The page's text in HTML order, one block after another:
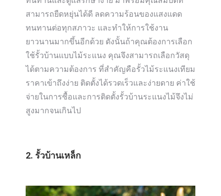
สามารถยืดหยุ่นได้ดี ลดความร้อนของแสงแดด
ทนทานต่อทุกสภาวะ และทำให้การใช้งาน
ยาวนานมากขึ้นอีกด้วย ดังนั้นถ้าคุณต้องการเลือก
ใช้รั้วบ้านแบบไม้ระแนง คุณจึงสามารถเลือกวัสดุ
ได้ตามความต้องการ ที่สำคัญคือรั้วไม้ระแนงเทียม
ราคาเข้าถึงง่าย ติดตั้งได้รวดเร็วและง่ายดาย ค่าใช้
จ่ายในการซื้อและการติดตั้งรั้วบ้านระแนงไม้จึงไม่
สูงมากจนเกินไป
2. รั้วบ้านเหล็ก